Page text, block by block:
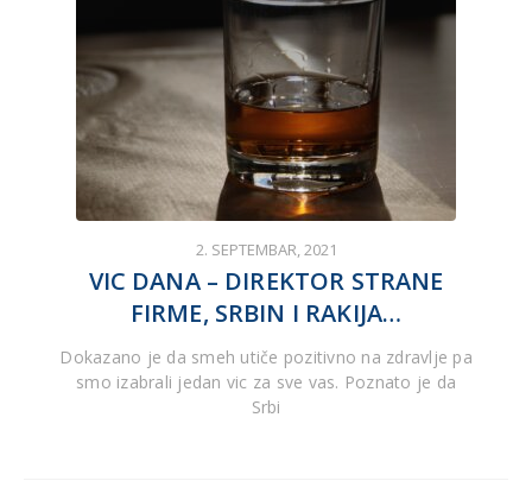
2. SEPTEMBAR, 2021
VIC DANA – DIREKTOR STRANE
FIRME, SRBIN I RAKIJA…
Dokazano je da smeh utiče pozitivno na zdravlje pa
smo izabrali jedan vic za sve vas. Poznato je da
Srbi